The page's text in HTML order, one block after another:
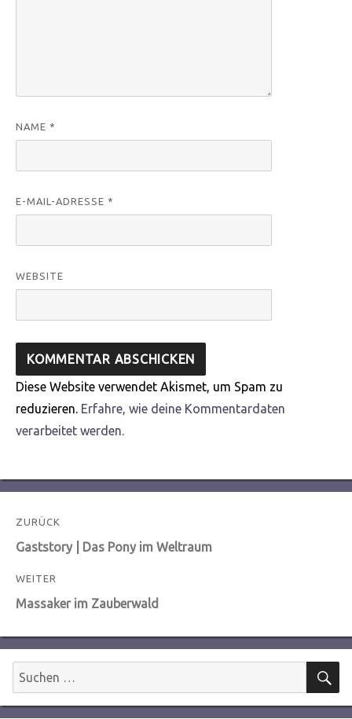
NAME *
E-MAIL-ADRESSE *
WEBSITE
Diese Website verwendet Akismet, um Spam zu
reduzieren. Erfahre, wie deine Kommentardaten
verarbeitet werden.
Beitragsnavigation
ZURÜCK
Vorheriger
Gaststory | Das Pony im Weltraum
WEITER
Nächster
Massaker im Zauberwald
Suchen
nach: